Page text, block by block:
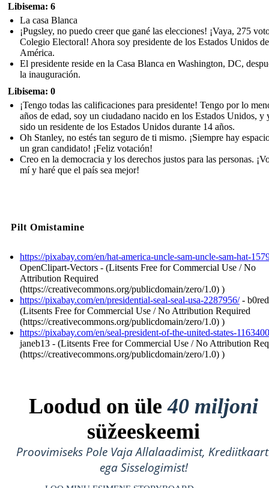
Libisema: 6
La casa Blanca
¡Pugsley, no puedo creer que gané las elecciones! ¡Vaya, 275
Colegio Electoral! Ahora soy presidente de los Estados Unidos de
América.
El presidente reside en la Casa Blanca en Washington, DC,
la inauguración.
Libisema: 0
¡Tengo todas las calificaciones para presidente! Tengo por lo
años de edad, soy un ciudadano nacido en los Estados Unidos, y
sido un residente de los Estados Unidos durante 14 años.
Oh Stanley, no estés tan seguro de ti mismo. ¡Siempre hay
un gran candidato! ¡Feliz votación!
Creo en la democracia y los derechos justos para las personas.
mí y haré que el país sea mejor!
Pilt Omistamine
https://pixabay.com/en/hat-america-uncle-sam-uncle-sam-hat-
OpenClipart-Vectors - (Litsents Free for Commercial Use / No
Attribution Required
(https://creativecommons.org/publicdomain/zero/1.0) )
https://pixabay.com/en/presidential-seal-seal-usa-2287956/-
(Litsents Free for Commercial Use / No Attribution Required
(https://creativecommons.org/publicdomain/zero/1.0) )
https://pixabay.com/en/seal-president-of-the-united-states-
janeb13 - (Litsents Free for Commercial Use / No Attribution
(https://creativecommons.org/publicdomain/zero/1.0) )
Loodud on üle40 miljoni
süžeeskeemi
Proovimiseks Pole Vaja Allalaadimist,
ega Sisselogimist!